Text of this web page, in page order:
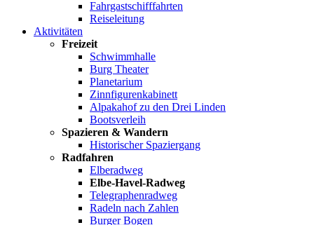
Fahrgastschifffahrten
Reiseleitung
Aktivitäten
Freizeit
Schwimmhalle
Burg Theater
Planetarium
Zinnfigurenkabinett
Alpakahof zu den Drei Linden
Bootsverleih
Spazieren & Wandern
Historischer Spaziergang
Radfahren
Elberadweg
Elbe-Havel-Radweg
Telegraphenradweg
Radeln nach Zahlen
Burger Bogen